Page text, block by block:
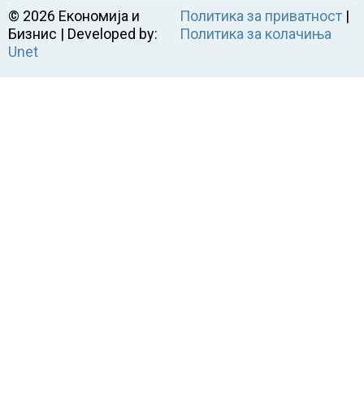
© 2026 Економија и
Бизнис | Developed by:
Unet
Политика за приватност|
Политика за колачиња